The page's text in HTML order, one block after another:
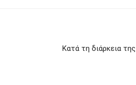
Κατά τη διάρκεια